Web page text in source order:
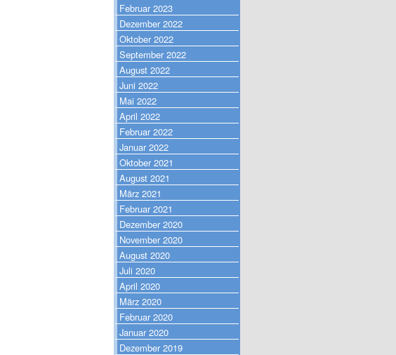
Februar 2023
Dezember 2022
Oktober 2022
September 2022
August 2022
Juni 2022
Mai 2022
April 2022
Februar 2022
Januar 2022
Oktober 2021
August 2021
März 2021
Februar 2021
Dezember 2020
November 2020
August 2020
Juli 2020
April 2020
März 2020
Februar 2020
Januar 2020
Dezember 2019